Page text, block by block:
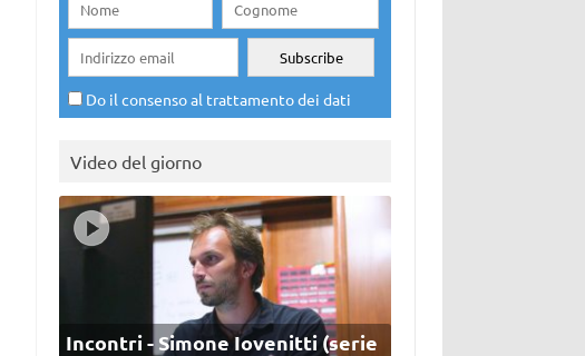
Do il consenso al trattamento dei dati
Video del giorno
Incontri - Simone Iovenitti (serie